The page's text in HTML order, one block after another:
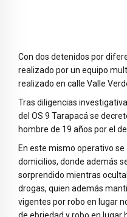
Con dos detenidos por
realizado por un equipo
realizado en calle Valle
Tras diligencias
del OS 9 Tarapacá se
hombre de 19 años por el
En este mismo operativo
domicilios, donde además
sorprendido mientras
drogas, quien además
vigentes por robo en lugar
de ebriedad y robo en lugar